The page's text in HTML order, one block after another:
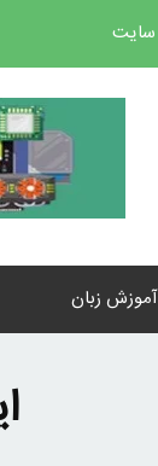
سایت
آموزش زبان